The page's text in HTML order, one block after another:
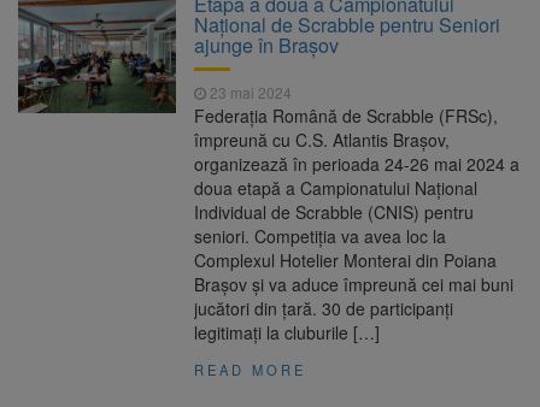
are loc între 14 și 16 august
6 august 2026
Uniunea Europeană acordă
Ucrainei încă 1,4 miliarde de euro din
veniturile activelor rusești înghețate
6 august 2026
Motorina a ajuns la 11,68 lei
Fuego vine la Zărnești.
Recital special pe scena Festivalului „Ecoul
Pietrei Craiului”, pe 2 octombrie
Național de Scrabble pentru Seniori
ajunge în Brașov
23 mai 2024
Federația Română de Scrabble (FRSc),
împreună cu C.S. Atlantis Brașov,
organizează în perioada 24-26 mai 2024 a
doua etapă a Campionatului Național
Individual de Scrabble (CNIS) pentru
seniori. Competiția va avea loc la
Complexul Hotelier Monterai din Poiana
Brașov și va aduce împreună cei mai buni
jucători din țară. 30 de participanți
legitimați la cluburile […]
READ MORE